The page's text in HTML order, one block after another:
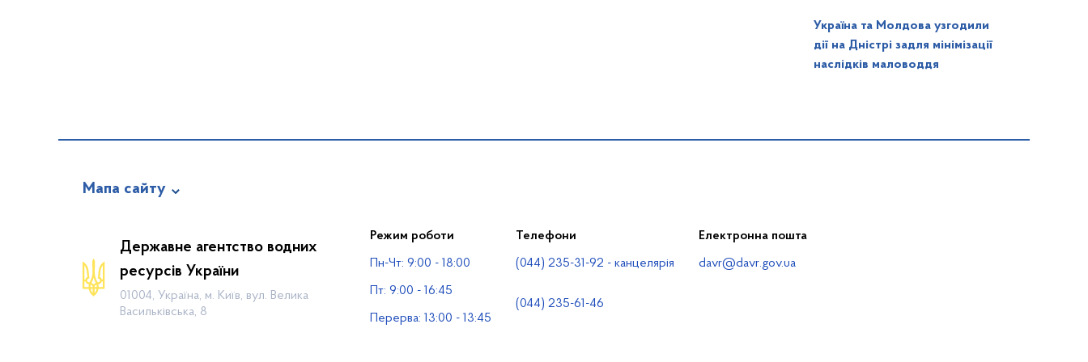
Україна та Молдова узгодили
дії на Дністрі задля мінімізації
наслідків маловоддя
Мапа сайту
Діяльність
Громадянам
Прес-центр
Державне агентство водних
ресурсів України
01004, Україна, м. Київ, вул. Велика
Васильківська, 8
Режим роботи
Пн-Чт: 9:00 - 18:00
Пт: 9:00 - 16:45
Перерва: 13:00 - 13:45
Телефони
(044) 235-31-92 - канцелярія
(044) 235-61-46
Електронна пошта
davr@davr.gov.ua